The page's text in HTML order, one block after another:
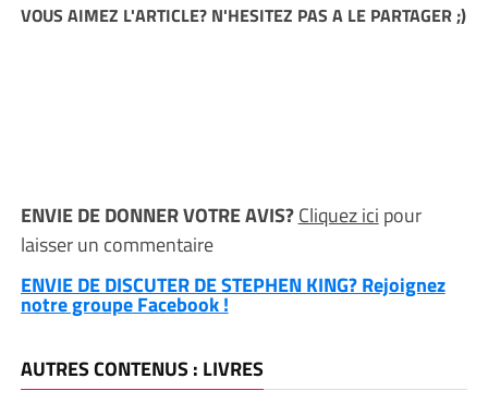
VOUS AIMEZ L'ARTICLE? N'HESITEZ PAS A LE PARTAGER ;)
ENVIE DE DONNER VOTRE AVIS?Cliquez ici pour
laisser un commentaire
ENVIE DE DISCUTER DE STEPHEN KING? Rejoignez
notre groupe Facebook !
AUTRES CONTENUS : LIVRES